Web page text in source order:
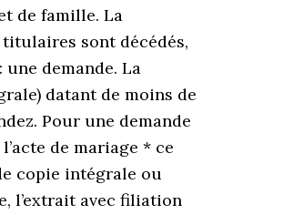
de famille. La
sont décédés,
demande. La
datant de moins de
Pour une demande
de mariage * ce
copie intégrale ou
l’extrait avec filiation